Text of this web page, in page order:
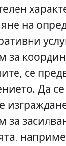
на
за
се
Да
за